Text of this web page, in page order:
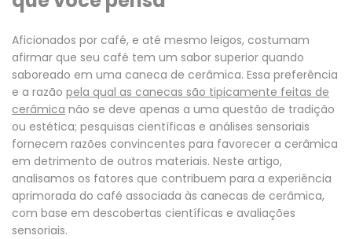
Aficionados por café, e até mesmo leigos, costumam
afirmar que seu café tem um sabor superior quando
saboreado em uma caneca de cerâmica. Essa preferência
e a razão pela qual as canecas são tipicamente feitas de
cerâmica não se deve apenas a uma questão de tradição
ou estética; pesquisas científicas e análises sensoriais
fornecem razões convincentes para favorecer a cerâmica
em detrimento de outros materiais. Neste artigo,
analisamos os fatores que contribuem para a experiência
aprimorada do café associada às canecas de cerâmica,
com base em descobertas científicas e avaliações
sensoriais.